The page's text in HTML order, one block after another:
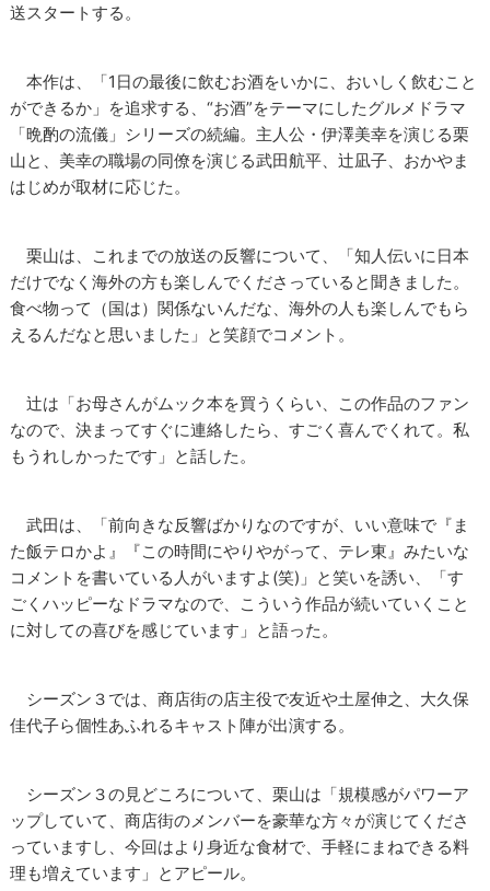
送スタートする。
本作は、「1日の最後に飲むお酒をいかに、おいしく飲むこと
ができるか」を追求する、“お酒”をテーマにしたグルメドラマ
「晩酌の流儀」シリーズの続編。主人公・伊澤美幸を演じる栗
山と、美幸の職場の同僚を演じる武田航平、辻凪子、おかやま
はじめが取材に応じた。
栗山は、これまでの放送の反響について、「知人伝いに日本
だけでなく海外の方も楽しんでくださっていると聞きました。
食べ物って（国は）関係ないんだな、海外の人も楽しんでもら
えるんだなと思いました」と笑顔でコメント。
辻は「お母さんがムック本を買うくらい、この作品のファン
なので、決まってすぐに連絡したら、すごく喜んでくれて。私
もうれしかったです」と話した。
武田は、「前向きな反響ばかりなのですが、いい意味で『ま
た飯テロかよ』『この時間にやりやがって、テレ東』みたいな
コメントを書いている人がいますよ(笑)」と笑いを誘い、「す
ごくハッピーなドラマなので、こういう作品が続いていくこと
に対しての喜びを感じています」と語った。
シーズン３では、商店街の店主役で友近や土屋伸之、大久保
佳代子ら個性あふれるキャスト陣が出演する。
シーズン３の見どころについて、栗山は「規模感がパワーア
ップしていて、商店街のメンバーを豪華な方々が演じてくださ
っていますし、今回はより身近な食材で、手軽にまねできる料
理も増えています」とアピール。